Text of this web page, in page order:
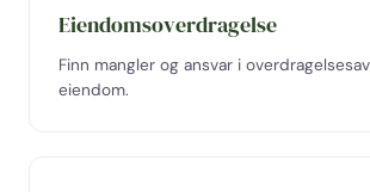
Eiendomsoverdragelse
Finn mangler og ansvar i
eiendom.